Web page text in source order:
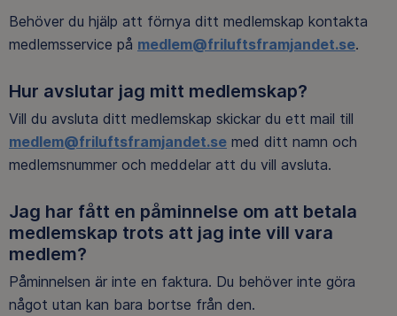
Behöver du hjälp att förnya ditt medlemskap kontakta
medlemsservice på medlem@friluftsframjandet.se.
Hur avslutar jag mitt medlemskap?
Vill du avsluta ditt medlemskap skickar du ett mail till
medlem@friluftsframjandet.se med ditt namn och
medlemsnummer och meddelar att du vill avsluta.
Jag har fått en påminnelse om att betala
medlemskap trots att jag inte vill vara
medlem?
Påminnelsen är inte en faktura. Du behöver inte göra
något utan kan bara bortse från den.